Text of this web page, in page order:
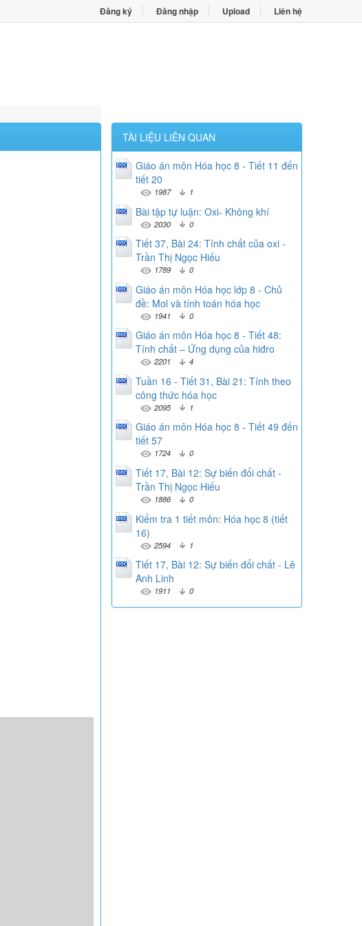
Đăng ký Đăng nhập Upload Liên hệ
TÀI LIỆU LIÊN QUAN
Giáo án môn Hóa học 8 - Tiết 11 đến
tiết 20
1987 1
Bài tập tự luận: Oxi- Không khí
2030 0
Tiết 37, Bài 24: Tính chất của oxi -
Trần Thị Ngọc Hiếu
1789 0
Giáo án môn Hóa học lớp 8 - Chủ
đề: Mol và tính toán hóa học
1941 0
Giáo án môn Hóa học 8 - Tiết 48:
Tính chất – Ứng dụng của hiđro
2201 4
Tuần 16 - Tiết 31, Bài 21: Tính theo
công thức hóa học
2095 1
Giáo án môn Hóa học 8 - Tiết 49 đến
tiết 57
1724 0
Tiết 17, Bài 12: Sự biến đổi chất -
Trần Thị Ngọc Hiếu
1886 0
Kiểm tra 1 tiết môn: Hóa học 8 (tiết
16)
2594 1
Tiết 17, Bài 12: Sự biến đổi chất - Lê
Anh Linh
1911 0